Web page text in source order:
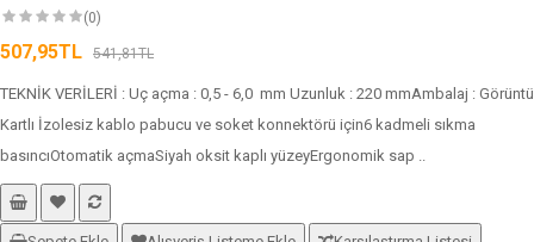
(0)
507,95TL 541,81TL
TEKNİK VERİLERİ : Uç açma : 0,5 - 6,0 mm Uzunluk : 220 mmAmbalaj : Görüntü
Kartlı İzolesiz kablo pabucu ve soket konnektörü için6 kadmeli sıkma
basıncıOtomatik açmaSiyah oksit kaplı yüzeyErgonomik sap ..